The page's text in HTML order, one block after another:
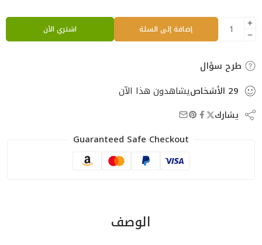
إضافة إلى السلة اشتري الآن
طرح سؤال
29 الأشخاصيشاهدون هذا الآن
يشارك
Guaranteed Safe Checkout
الوصف